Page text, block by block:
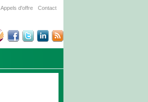
Appels d'offre Contact